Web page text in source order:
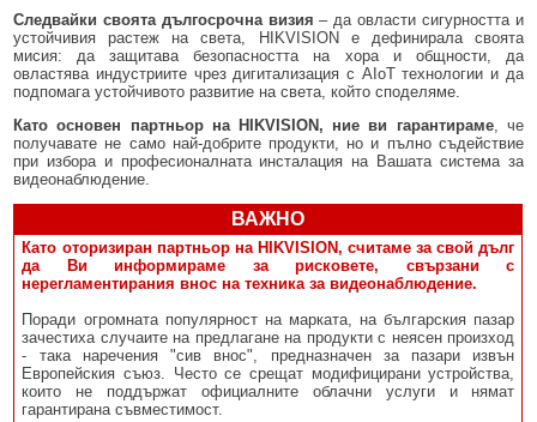
Следвайки своята дългосрочна визия – да овласти сигурността и
устойчивия растеж на света, HIKVISION е дефинирала своята
мисия: да защитава безопасността на хора и общности, да
овластява индустриите чрез дигитализация с AIoT технологии и да
подпомага устойчивото развитие на света, който споделяме.
Като основен партньор на HIKVISION, ние ви гарантираме, че
получавате не само най-добрите продукти, но и пълно съдействие
при избора и професионалната инсталация на Вашата система за
видеонаблюдение.
ВАЖНО
Като оторизиран партньор на HIKVISION, считаме за свой дълг
да Ви информираме за рисковете, свързани с
нерегламентирания внос на техника за видеонаблюдение.
Поради огромната популярност на марката, на българския пазар
зачестиха случаите на предлагане на продукти с неясен произход
- така наречения "сив внос", предназначен за пазари извън
Европейския съюз. Често се срещат модифицирани устройства,
които не поддържат официалните облачни услуги и нямат
гарантирана съвместимост.